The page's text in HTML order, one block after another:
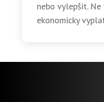
nebo vylepšit.
ekonomicky